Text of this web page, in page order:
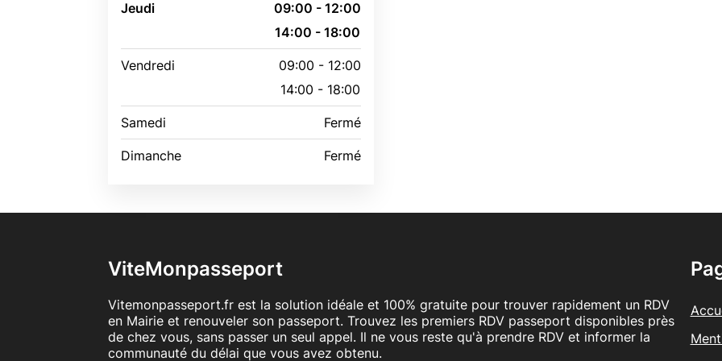
Jeudi
09:00 - 12:00
14:00 - 18:00
Vendredi
09:00 - 12:00
14:00 - 18:00
Samedi Fermé
Dimanche Fermé
ViteMonpasseport
Vitemonpasseport.fr est la solution idéale et 100% gratuite pour trouver rapidement un RDV
en Mairie et renouveler son passeport. Trouvez les premiers RDV passeport disponibles près
de chez vous, sans passer un seul appel. Il ne vous reste qu'à prendre RDV et informer la
communauté du délai que vous avez obtenu.